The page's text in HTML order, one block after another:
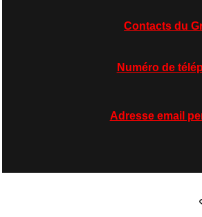
Contacts du
Numéro de
Adresse email